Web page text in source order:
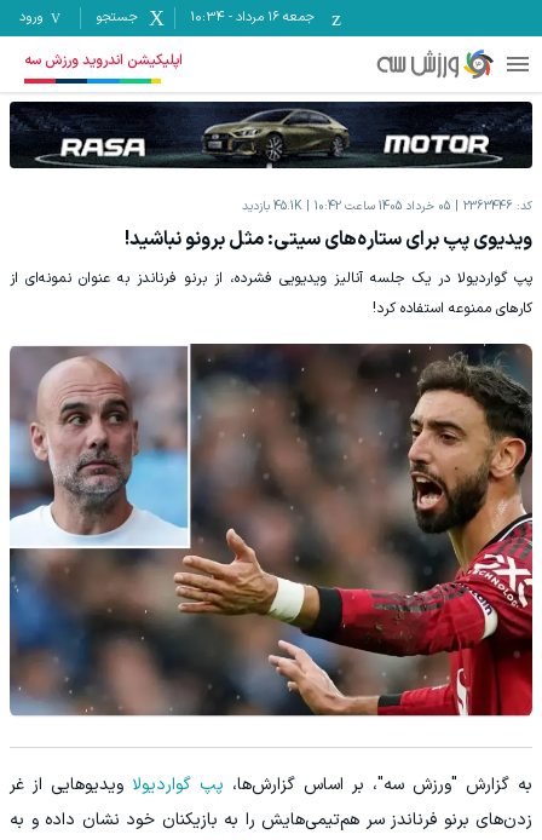
جمعه ۱۶ مرداد -
10:34 جستجو ورود
اپلیکیشن اندروید ورزش سه
کد: 2363446 05 خرداد 1405 ساعت 10:42 45.1K بازدید
ویدیوی پپ برای ستاره‌های سیتی: مثل برونو نباشید!
پپ گواردیولا در یک جلسه آنالیز ویدیویی فشرده، از برنو فرناندز به عنوان نمونه‌ای از
کارهای ممنوعه استفاده کرد!
به گزارش "ورزش سه"، بر اساس گزارش‌ها، پپ گواردیولا ویدیوهایی از غر
زدن‌های برنو فرناندز سر هم‌تیمی‌هایش را به بازیکنان خود نشان داده و به